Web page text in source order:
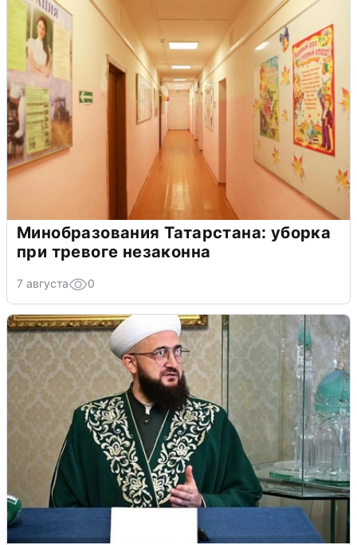
Минобразования Татарстана: уборка
при тревоге незаконна
7 августа 0